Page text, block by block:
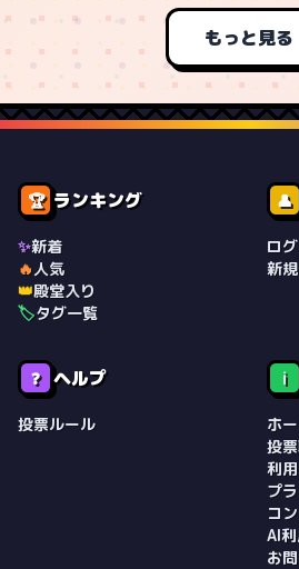
もっと見る
🏆 ランキング
✨新着
🔥人気
👑殿堂入り
🏷️タグ一覧
👤
ロ
新
❓ ヘルプ
投票ルール
ℹ️
ホ
投
利
プ
コ
AI
お